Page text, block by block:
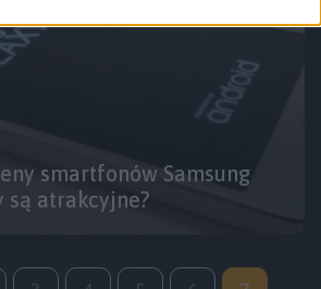
smartfonów Samsung
są atrakcyjne?